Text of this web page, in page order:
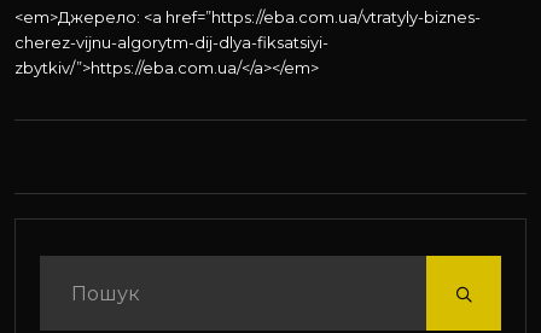
<em>Джерело: <a href=”https://eba.com.ua/vtratyly-biznes-
cherez-vijnu-algorytm-dij-dlya-fiksatsiyi-
zbytkiv/”>https://eba.com.ua/</a></em>